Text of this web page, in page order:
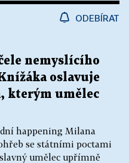
ODEBÍRAT
nemyslícího
oslavuje
kterým umělec
happening Milana
se státními poctami
umělec upřímně